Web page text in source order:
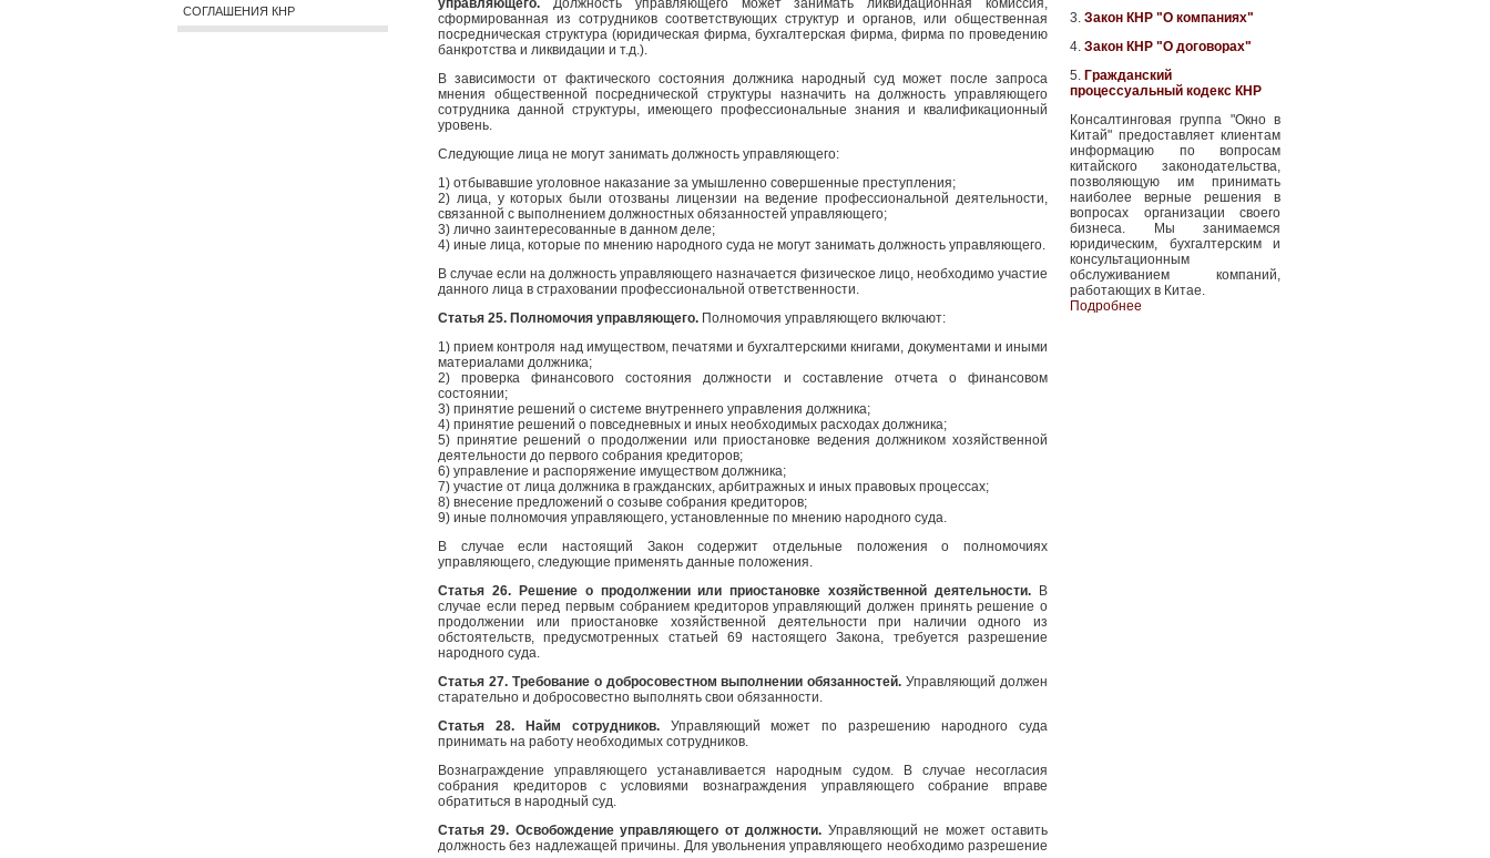
СОГЛАШЕНИЯ КНР
сформированная из сотрудников соответствующих структур и органов, или общественная
посредническая структура (юридическая фирма, бухгалтерская фирма, фирма по проведению
банкротства и ликвидации и т.д.).
В зависимости от фактического состояния должника народный суд может после запроса
мнения общественной посреднической структуры назначить на должность управляющего
сотрудника данной структуры, имеющего профессиональные знания и квалификационный
уровень.
Следующие лица не могут занимать должность управляющего:
1) отбывавшие уголовное наказание за умышленно совершенные преступления;
2) лица, у которых были отозваны лицензии на ведение профессиональной деятельности,
связанной с выполнением должностных обязанностей управляющего;
3) лично заинтересованные в данном деле;
4) иные лица, которые по мнению народного суда не могут занимать должность управляющего.
В случае если на должность управляющего назначается физическое лицо, необходимо участие
данного лица в страховании профессиональной ответственности.
Статья 25. Полномочия управляющего. Полномочия управляющего включают:
1) прием контроля над имуществом, печатями и бухгалтерскими книгами, документами и иными
материалами должника;
2) проверка финансового состояния должности и составление отчета о финансовом
состоянии;
3) принятие решений о системе внутреннего управления должника;
4) принятие решений о повседневных и иных необходимых расходах должника;
5) принятие решений о продолжении или приостановке ведения должником хозяйственной
деятельности до первого собрания кредиторов;
6) управление и распоряжение имуществом должника;
7) участие от лица должника в гражданских, арбитражных и иных правовых процессах;
8) внесение предложений о созыве собрания кредиторов;
9) иные полномочия управляющего, установленные по мнению народного суда.
В случае если настоящий Закон содержит отдельные положения о полномочиях
управляющего, следующие применять данные положения.
Статья 26. Решение о продолжении или приостановке хозяйственной деятельности. В
случае если перед первым собранием кредиторов управляющий должен принять решение о
продолжении или приостановке хозяйственной деятельности при наличии одного из
обстоятельств, предусмотренных статьей 69 настоящего Закона, требуется разрешение
народного суда.
Статья 27. Требование о добросовестном выполнении обязанностей.Управляющий должен
старательно и добросовестно выполнять свои обязанности.
Статья 28. Найм сотрудников. Управляющий может по разрешению народного суда
принимать на работу необходимых сотрудников.
Вознаграждение управляющего устанавливается народным судом. В случае несогласия
собрания кредиторов с условиями вознаграждения управляющего собрание вправе
обратиться в народный суд.
Статья 29. Освобождение управляющего от должности. Управляющий не может оставить
должность без надлежащей причины. Для увольнения управляющего необходимо разрешение
3. Закон КНР "О компаниях"
4. Закон КНР "О договорах"
5. Гражданский
процессуальный кодекс КНР
Консалтинговая группа "Окно в
Китай" предоставляет клиентам
информацию по вопросам
китайского законодательства,
позволяющую им принимать
наиболее верные решения в
вопросах организации своего
бизнеса. Мы занимаемся
юридическим, бухгалтерским и
консультационным
обслуживанием компаний,
работающих в Китае.
Подробнее